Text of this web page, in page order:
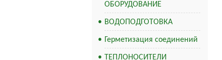
ОБОРУДОВАНИЕ
ВОДОПОДГОТОВКА
Герметизация соединений
ТЕПЛОНОСИТЕЛИ